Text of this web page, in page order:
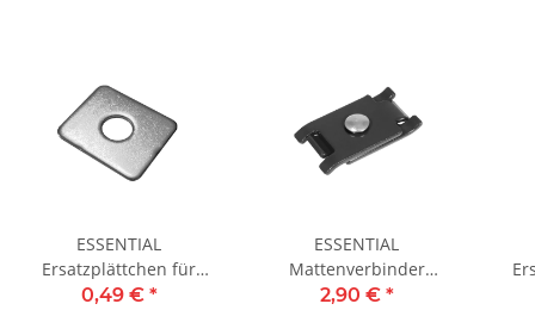
ESSENTIAL
Ersatzplättchen für
Mattenverbindung
0,49 € *
ESSENTIAL
Mattenverbinder
Anthrazit RAL 7016
2,90 € *